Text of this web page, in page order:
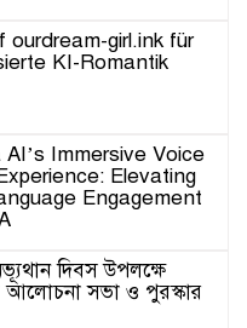
ourdream-girl.ink für
KI-Romantik
Immersive Voice
Elevating
Engagement
দিবস উপলক্ষে
আলোচনা সভা ও পুরস্কার